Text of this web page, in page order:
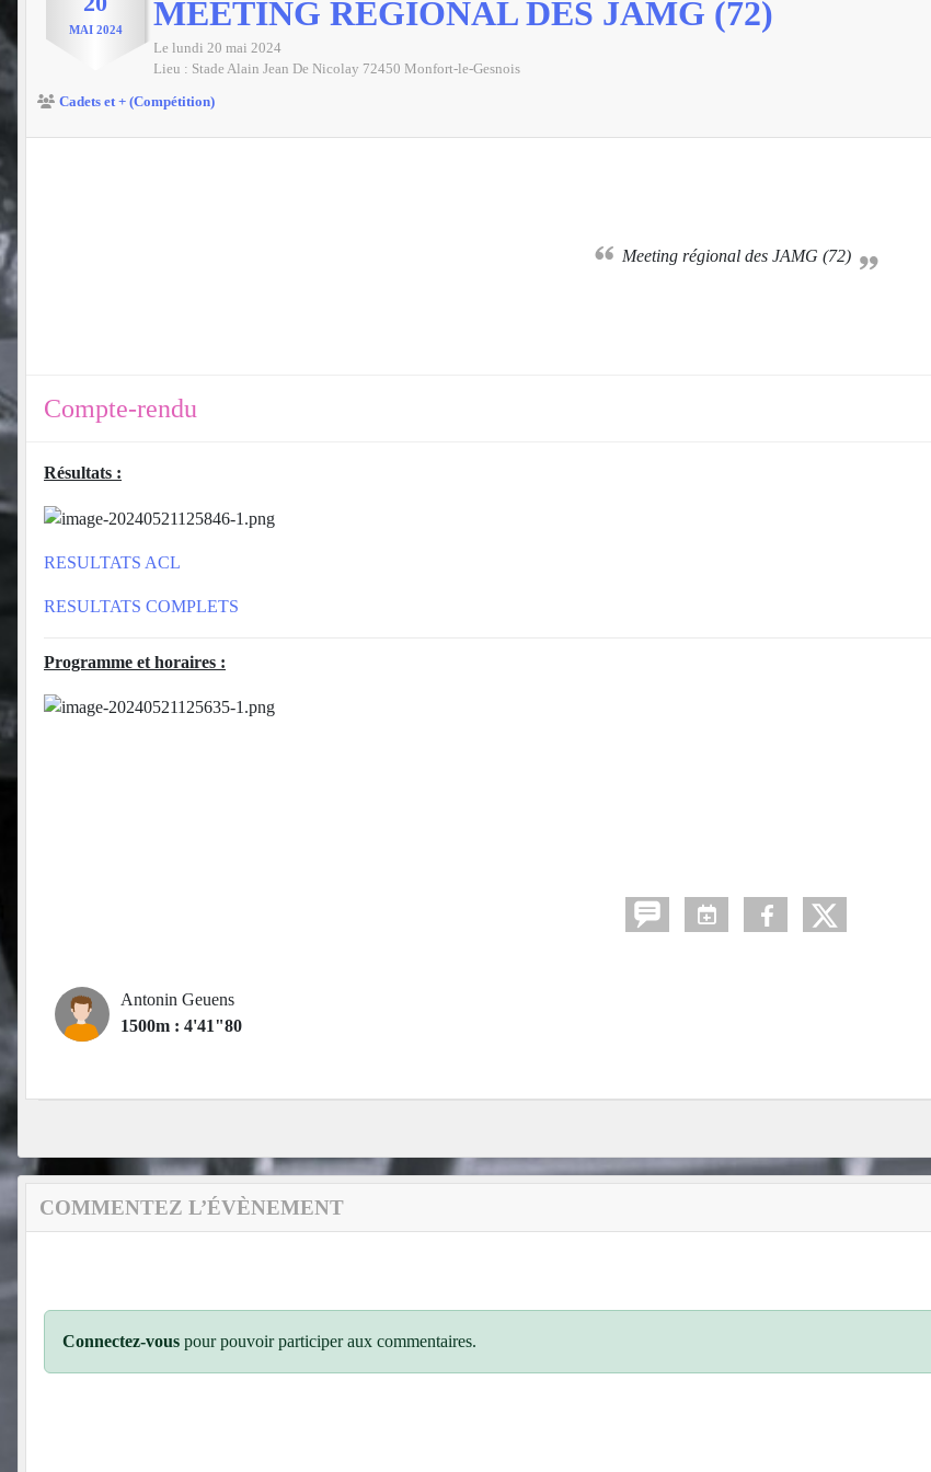
MAI 2024 MEETING RÉGIONAL DES JAMG (72)
Le lundi 20 mai 2024
Lieu : Stade Alain Jean De Nicolay 72450 Monfort-le-Gesnois
Cadets et + (Compétition)
Meeting régional des JAMG (72)
Compte-rendu
Résultats :
RESULTATS ACL
RESULTATS COMPLETS
Programme et horaires :
Antonin Geuens
1500m : 4'41"80
COMMENTEZ L’ÉVÈNEMENT
Connectez-vous pour pouvoir participer aux commentaires.